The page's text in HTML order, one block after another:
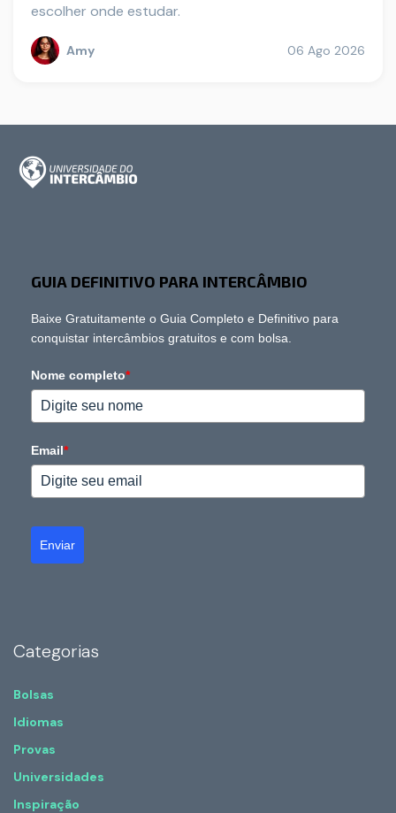
escolher onde estudar.
Amy 06 Ago 2026
GUIA DEFINITIVO PARA INTERCÂMBIO
Baixe Gratuitamente o Guia Completo e Definitivo para
conquistar intercâmbios gratuitos e com bolsa.
Nome completo*
Email*
Enviar
Categorias
Bolsas
Idiomas
Provas
Universidades
Inspiração